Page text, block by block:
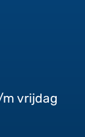
vrijdag